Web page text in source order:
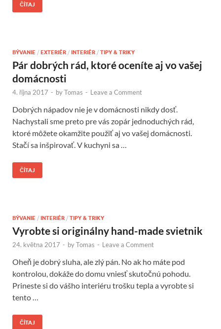
ČÍTAJ
BÝVANIE / EXTERIÉR / INTERIÉR / TIPY & TRIKY
Pár dobrých rád, ktoré oceníte aj vo vašej
domácnosti
4. října 2017 - byTomas - Leave a Comment
Dobrých nápadov nie je v domácnosti nikdy dosť.
Nachystali sme preto pre vás zopár jednoduchých rád,
ktoré môžete okamžite použiť aj vo vašej domácnosti.
Stačí sa inšpirovať. V kuchyni sa …
ČÍTAJ
BÝVANIE / INTERIÉR / TIPY & TRIKY
Vyrobte si originálny hand-made svietnik
24. května 2017 - byTomas - Leave a Comment
Oheň je dobrý sluha, ale zlý pán. No ak ho máte pod
kontrolou, dokáže do domu vniesť skutočnú pohodu.
Prineste si do vášho interiéru trošku tepla a vyrobte si
tento …
ČÍTAJ